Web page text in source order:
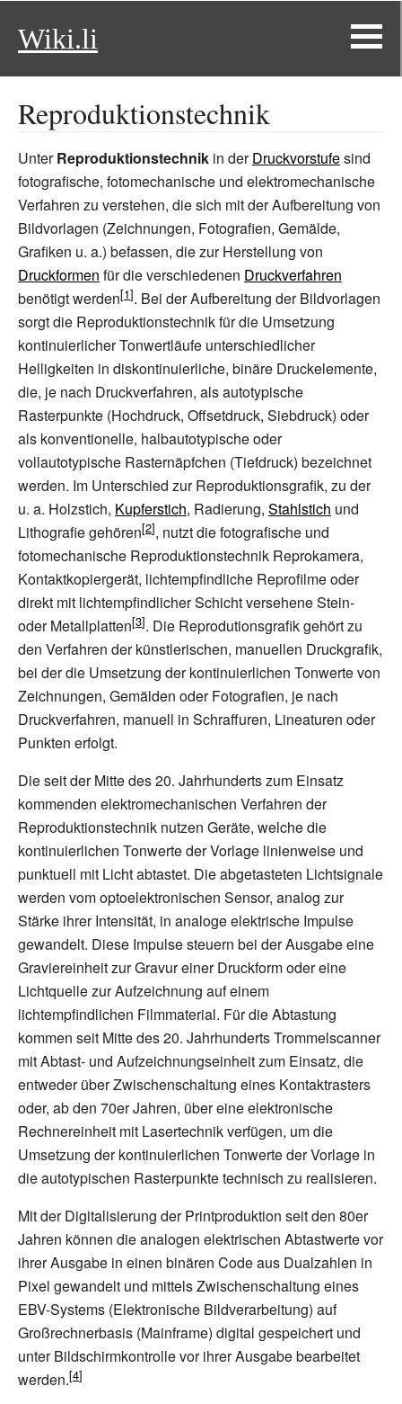
Wiki.li
Reproduktionstechnik
UnterReproduktionstechnik in derDruckvorstufesind
fotografische, fotomechanische und elektromechanische
Verfahren zu verstehen, die sich mit der Aufbereitung von
Bildvorlagen (Zeichnungen, Fotografien, Gemälde,
Grafiken u. a.) befassen, die zur Herstellung von
Druckformen für die verschiedenen Druckverfahren
benötigt werden
. Bei der Aufbereitung der Bildvorlagen
sorgt die Reproduktionstechnik für die Umsetzung
kontinuierlicher Tonwertläufe unterschiedlicher
Helligkeiten in diskontinuierliche, binäre Druckelemente,
die, je nach Druckverfahren, als autotypische
Rasterpunkte (Hochdruck, Offsetdruck, Siebdruck) oder
als konventionelle, halbautotypische oder
vollautotypische Rasternäpfchen (Tiefdruck) bezeichnet
werden. Im Unterschied zur Reproduktionsgrafik, zu der
u. a. Holzstich, Kupferstich, Radierung, Stahlstich und
Lithografie gehören
, nutzt die fotografische und
fotomechanische Reproduktionstechnik Reprokamera,
Kontaktkopiergerät, lichtempfindliche Reprofilme oder
direkt mit lichtempfindlicher Schicht versehene Stein-
oder Metallplatten
. Die Reprodutionsgrafik gehört zu
den Verfahren der künstlerischen, manuellen Druckgrafik,
bei der die Umsetzung der kontinuierlichen Tonwerte von
Zeichnungen, Gemälden oder Fotografien, je nach
Druckverfahren, manuell in Schraffuren, Lineaturen oder
Punkten erfolgt.
Die seit der Mitte des 20. Jahrhunderts zum Einsatz
kommenden elektromechanischen Verfahren der
Reproduktionstechnik nutzen Geräte, welche die
kontinuierlichen Tonwerte der Vorlage linienweise und
punktuell mit Licht abtastet. Die abgetasteten Lichtsignale
werden vom optoelektronischen Sensor, analog zur
Stärke ihrer Intensität, in analoge elektrische Impulse
gewandelt. Diese Impulse steuern bei der Ausgabe eine
Graviereinheit zur Gravur einer Druckform oder eine
Lichtquelle zur Aufzeichnung auf einem
lichtempfindlichen Filmmaterial. Für die Abtastung
kommen seit Mitte des 20. Jahrhunderts Trommelscanner
mit Abtast- und Aufzeichnungseinheit zum Einsatz, die
entweder über Zwischenschaltung eines Kontaktrasters
oder, ab den 70er Jahren, über eine elektronische
Rechnereinheit mit Lasertechnik verfügen, um die
Umsetzung der kontinuierlichen Tonwerte der Vorlage in
die autotypischen Rasterpunkte technisch zu realisieren.
Mit der Digitalisierung der Printproduktion seit den 80er
Jahren können die analogen elektrischen Abtastwerte vor
ihrer Ausgabe in einen binären Code aus Dualzahlen in
Pixel gewandelt und mittels Zwischenschaltung eines
EBV-Systems (Elektronische Bildverarbeitung) auf
Großrechnerbasis (Mainframe) digital gespeichert und
unter Bildschirmkontrolle vor ihrer Ausgabe bearbeitet
werden.